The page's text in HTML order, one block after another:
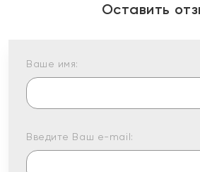
Оставить
Ваше имя:
Введите Ваш e-mail: